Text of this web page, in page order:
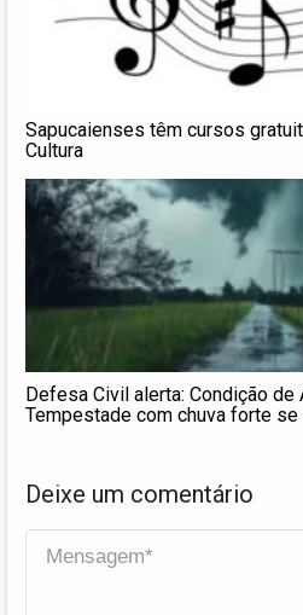
Sapucaienses têm cursos
Cultura
Defesa Civil alerta: Condição de
Tempestade com chuva forte se
Deixe um comentário